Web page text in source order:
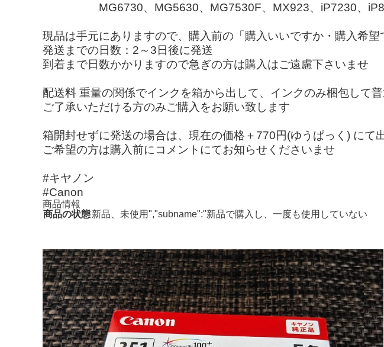
MG6730、MG5630、MG7530F、MX923、iP7230、
現品は手元にありますので、購入前の「購入いいですか・購入希
発送までの日数：2～3日後に発送
到着まで日数かかりますので急ぎの方は購入はご遠慮下さいませ
配送料 重量の関係でインクを箱から出して、インクのみ梱包して
ご了承いただける方のみご購入をお願い致します
箱開封せずに発送の場合は、現在の価格＋770円(ゆうぱっく) にて
ご希望の方は購入前にコメントにてお知らせくださいませ
#キヤノン
#Canon
商品情報
商品の状態新品、未使用","subname":"新品で購入し、一度も使用していない